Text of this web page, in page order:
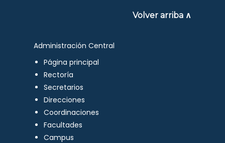
Volver arriba ∧
Administración Central
Página principal
Rectoría
Secretarios
Direcciones
Coordinaciones
Facultades
Campus